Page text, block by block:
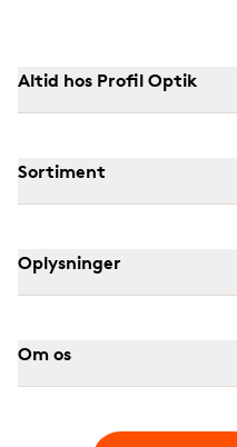
Altid hos Profil Optik
Sortiment
Oplysninger
Om os